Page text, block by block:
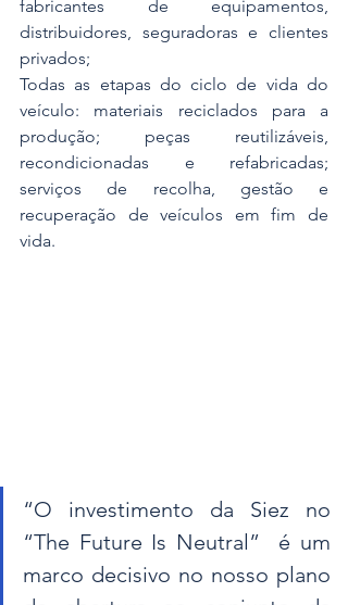
fabricantes de equipamentos,
distribuidores, seguradoras e clientes
privados;
Todas as etapas do ciclo de vida do
veículo: materiais reciclados para a
produção; peças reutilizáveis,
recondicionadas e refabricadas;
serviços de recolha, gestão e
recuperação de veículos em fim de
vida.
“O investimento da Siez no
“The Future Is Neutral”  é um
marco decisivo no nosso plano